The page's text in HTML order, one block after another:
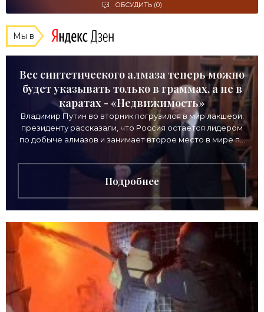
ОБСУДИТЬ (0)
Мы в
Вес синтетического алмаза теперь можно
будет указывать только в граммах, а не в
каратах - «Недвижимость»
Владимир Путин во вторник погрузился в мир лакшери:
президенту рассказали, что Россия остается лидером
по добыче алмазов и занимает второе место в мире по
Подробнее